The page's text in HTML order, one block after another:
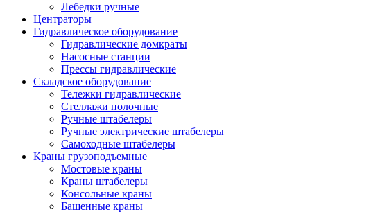
Лебедки ручные
Центраторы
Гидравлическое оборудование
Гидравлические домкраты
Насосные станции
Прессы гидравлические
Складское оборудование
Тележки гидравлические
Cтеллажи полочные
Ручные штабелеры
Ручные электрические штабелеры
Самоходные штабелеры
Краны грузоподъемные
Мостовые краны
Краны штабелеры
Консольные краны
Башенные краны